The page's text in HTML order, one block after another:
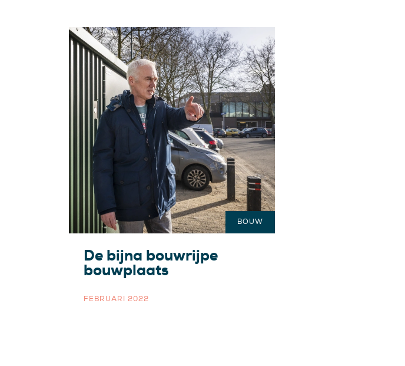
De bijna bouwrijpe
bouwplaats
FEBRUARI 2022
BOUW